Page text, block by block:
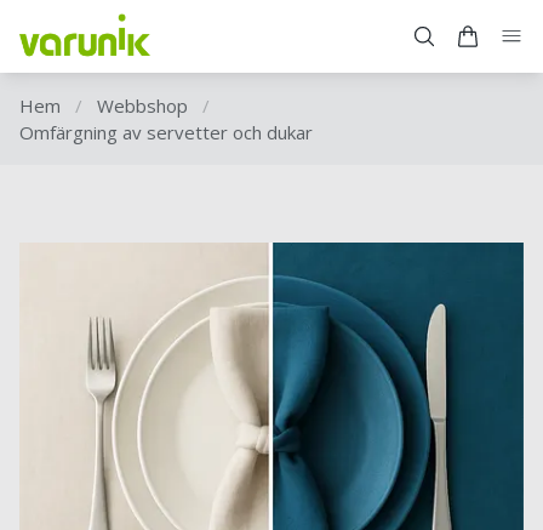
Hem / Webbshop
/
Omfärgning av servetter och dukar